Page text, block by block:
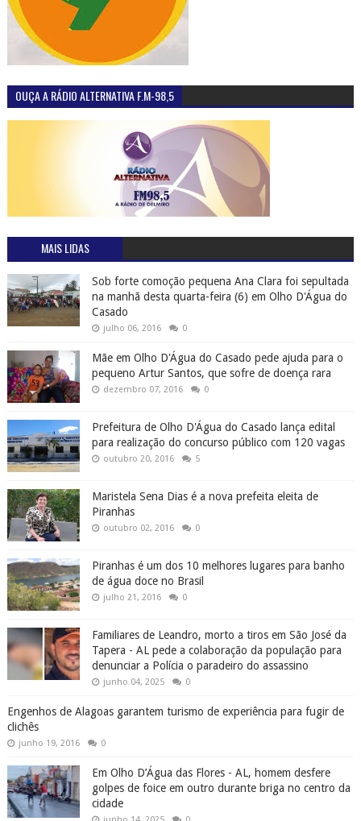
OUÇA A RÁDIO ALTERNATIVA F.M-98,5
MAIS LIDAS
Sob forte comoção pequena Ana Clara foi sepultada
na manhã desta quarta-feira (6) em Olho D'Água do
Casado
julho 06, 2016 0
Mãe em Olho D'Água do Casado pede ajuda para o
pequeno Artur Santos, que sofre de doença rara
dezembro 07, 2016 0
Prefeitura de Olho D'Água do Casado lança edital
para realização do concurso público com 120 vagas
outubro 20, 2016 5
Maristela Sena Dias é a nova prefeita eleita de
Piranhas
outubro 02, 2016 0
Piranhas é um dos 10 melhores lugares para banho
de água doce no Brasil
julho 21, 2016 0
Familiares de Leandro, morto a tiros em São José da
Tapera - AL pede a colaboração da população para
denunciar a Polícia o paradeiro do assassino
junho 04, 2025 0
Engenhos de Alagoas garantem turismo de experiência para fugir de
clichês
junho 19, 2016 0
Em Olho D’Água das Flores - AL, homem desfere
golpes de foice em outro durante briga no centro da
cidade